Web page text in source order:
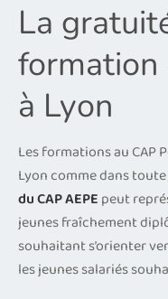
La
formation
à Lyon
Les formations au CAP
Lyon comme dans
du CAP AEPE peut
jeunes fraîchement
souhaitant s’orienter
les jeunes salariés